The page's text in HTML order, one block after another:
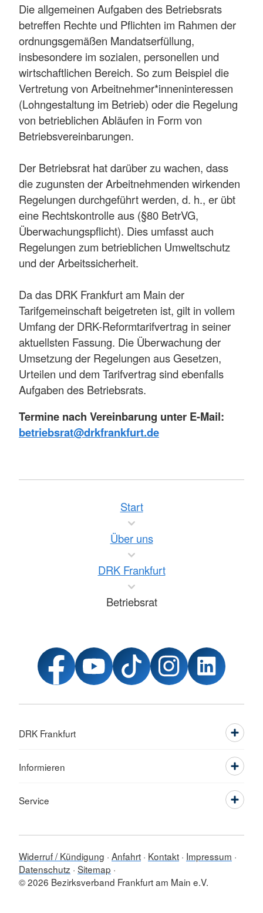
Die allgemeinen Aufgaben des Betriebsrats
betreffen Rechte und Pflichten im Rahmen der
ordnungsgemäßen Mandatserfüllung,
insbesondere im sozialen, personellen und
wirtschaftlichen Bereich. So zum Beispiel die
Vertretung von Arbeitnehmer*inneninteressen
(Lohngestaltung im Betrieb) oder die Regelung
von betrieblichen Abläufen in Form von
Betriebsvereinbarungen.
Der Betriebsrat hat darüber zu wachen, dass
die zugunsten der Arbeitnehmenden wirkenden
Regelungen durchgeführt werden, d. h., er übt
eine Rechtskontrolle aus (§80 BetrVG,
Überwachungspflicht). Dies umfasst auch
Regelungen zum betrieblichen Umweltschutz
und der Arbeitssicherheit.
Da das DRK Frankfurt am Main der
Tarifgemeinschaft beigetreten ist, gilt in vollem
Umfang der DRK-Reformtarifvertrag in seiner
aktuellsten Fassung. Die Überwachung der
Umsetzung der Regelungen aus Gesetzen,
Urteilen und dem Tarifvertrag sind ebenfalls
Aufgaben des Betriebsrats.
Termine nach Vereinbarung unter E-Mail:
betriebsrat@drkfrankfurt.de
Start
Über uns
DRK Frankfurt
Betriebsrat
DRK Frankfurt
Informieren
Service
Widerruf / Kündigung Anfahrt Kontakt Impressum
Datenschutz Sitemap
© 2026 Bezirksverband Frankfurt am Main e.V.